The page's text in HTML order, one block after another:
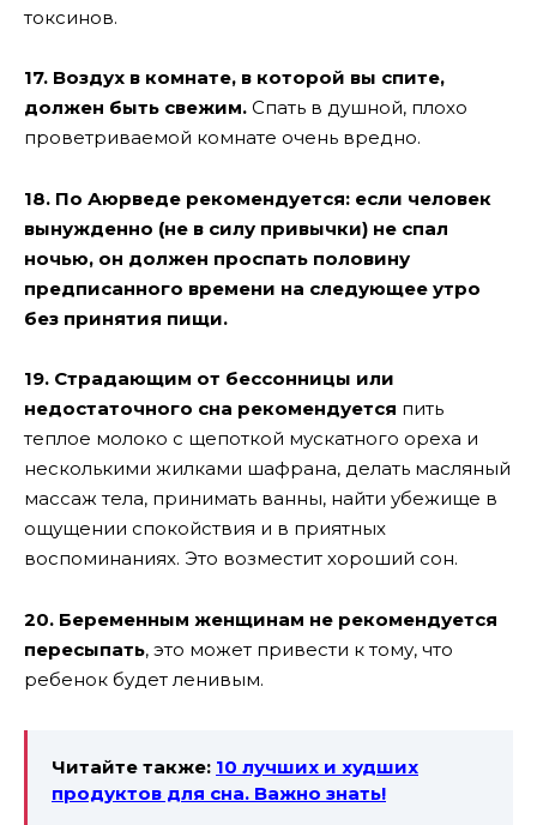
токсинов.
17. Воздух в комнате, в которой вы спите,
должен быть свежим. Спать в душной, плохо
проветриваемой комнате очень вредно.
18. По Аюрведе рекомендуется: если человек
вынужденно (не в силу привычки) не спал
ночью, он должен проспать половину
предписанного времени на следующее утро
без принятия пищи.
19. Страдающим от бессонницы или
недостаточного сна рекомендуется пить
теплое молоко с щепоткой мускатного ореха и
несколькими жилками шафрана, делать масляный
массаж тела, принимать ванны, найти убежище в
ощущении спокойствия и в приятных
воспоминаниях. Это возместит хороший сон.
20. Беременным женщинам не рекомендуется
пересыпать, это может привести к тому, что
ребенок будет ленивым.
Читайте также: 10 лучших и худших
продуктов для сна. Важно знать!